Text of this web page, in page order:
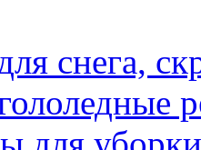
снега,